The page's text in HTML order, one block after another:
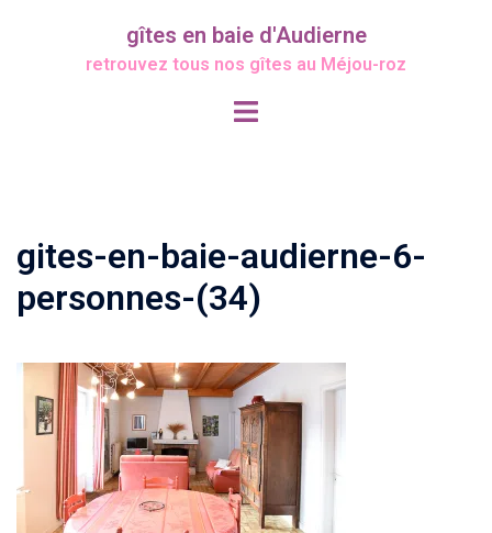
gîtes en baie d'Audierne
retrouvez tous nos gîtes au Méjou-roz
Ouvrir/fermer
gites-en-baie-audierne-6-
personnes-(34)